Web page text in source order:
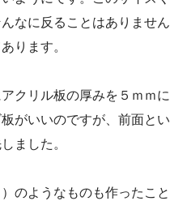
なに反ることはありません
ります。
クリル板の厚みを５ｍｍに
がいいのですが、前面とい
ました。
のようなものも作ったこと